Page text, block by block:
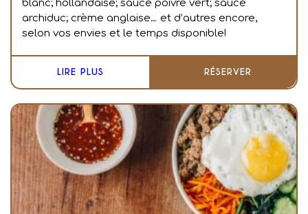
blanc; hollandaise; sauce poivre vert; sauce
archiduc; crème anglaise… et d’autres encore,
selon vos envies et le temps disponible!
LIRE PLUS RÉSERVER